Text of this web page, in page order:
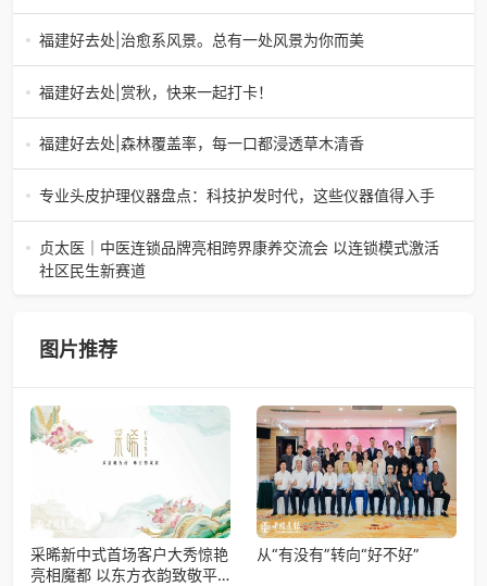
5月9日至11日，2026世界品牌莫干山大会在浙江德清举办。
作为延安特色农业的核心名片与全国苹果产业标杆，延安苹
福建好去处|治愈系风景。总有一处风景为你而美
福建好去处|赏秋，快来一起打卡！
福建好去处|森林覆盖率，每一口都浸透草木清香
专业头皮护理仪器盘点：科技护发时代，这些仪器值得入手
当下，头皮护理已从“护发附属”升级为独立刚需赛道。随着医
美与家用美容科技普及，专业头皮护理仪器凭借精准、高
效、可长期养护的优
贞太医｜中医连锁品牌亮相跨界康养交流会 以连锁模式激活
社区民生新赛道
作为核心嘉宾出席，与
图片推荐
采晞新中式首场客户大秀惊艳
亮相魔都 以东方衣韵致敬平
从“有没有”转向“好不好”